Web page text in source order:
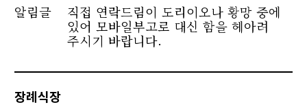
알림글
직접 연락드림이 도리이오나 황망 중에
있어 모바일부고로 대신 함을 헤아려
주시기 바랍니다.
장례식장